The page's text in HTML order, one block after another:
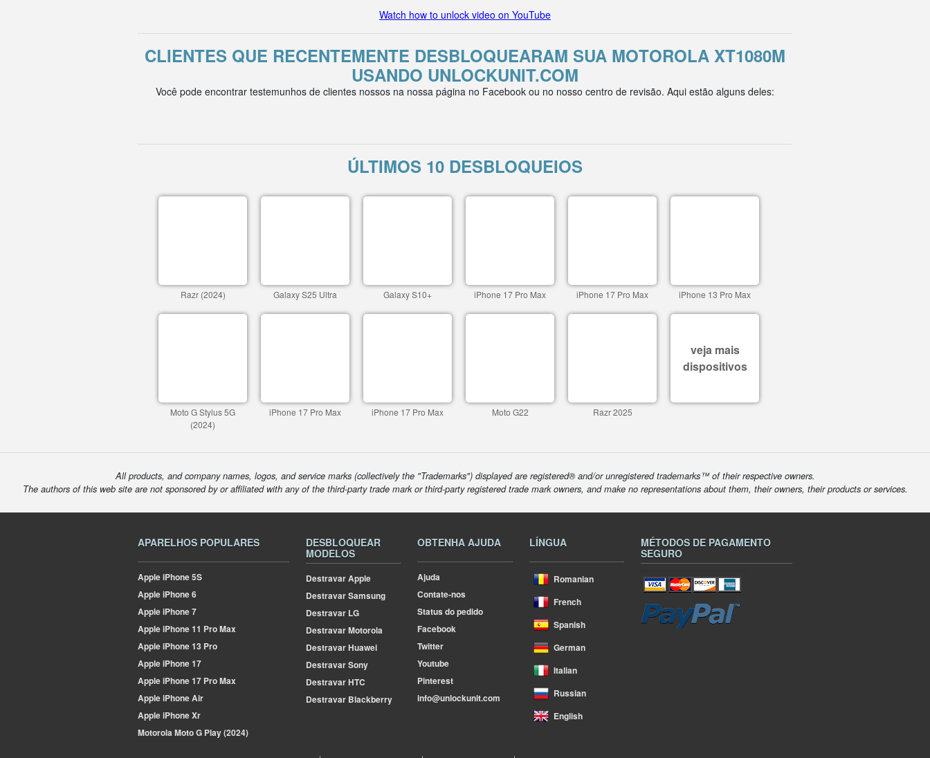
Watch how to unlock video on YouTube
CLIENTES QUE RECENTEMENTE DESBLOQUEARAM SUA MOTOROLA XT1080M
USANDO UNLOCKUNIT.COM
Você pode encontrar testemunhos de clientes nossos na nossa página no Facebook ou no nosso centro de revisão. Aqui estão alguns deles:
ÚLTIMOS 10 DESBLOQUEIOS
Razr (2024) Galaxy S25 Ultra Galaxy S10+ iPhone 17 Pro Max iPhone 17 Pro Max iPhone 13 Pro Max
Moto G Stylus 5G
(2024)
iPhone 17 Pro Max iPhone 17 Pro Max Moto G22 Razr 2025
veja mais
dispositivos
All products, and company names, logos, and service marks (collectively the "Trademarks") displayed are registered® and/or unregistered trademarks™ of their respective owners.
The authors of this web site are not sponsored by or affiliated with any of the third-party trade mark or third-party registered trade mark owners, and make no representations about them, their owners, their products or services.
APARELHOS POPULARES
AppleiPhone 5S
AppleiPhone 6
AppleiPhone 7
AppleiPhone 11 Pro Max
AppleiPhone 13 Pro
AppleiPhone 17
AppleiPhone 17 Pro Max
AppleiPhone Air
AppleiPhone Xr
MotorolaMoto G Play (2024)
DESBLOQUEAR
MODELOS
Destravar Apple
Destravar Samsung
Destravar LG
Destravar Motorola
Destravar Huawei
Destravar Sony
Destravar HTC
Destravar Blackberry
OBTENHA AJUDA
Ajuda
Contate-nos
Status do pedido
Facebook
Twitter
Youtube
Pinterest
info@unlockunit.com
LÍNGUA
Romanian
French
Spanish
German
Italian
Russian
English
MÉTODOS DE PAGAMENTO
SEGURO